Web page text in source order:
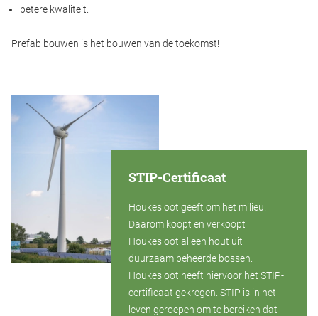
betere kwaliteit.
Prefab bouwen is het bouwen van de toekomst!
STIP-Certificaat
Houkesloot geeft om het milieu.
Daarom koopt en verkoopt
Houkesloot alleen hout uit
duurzaam beheerde bossen.
Houkesloot heeft hiervoor het STIP-
certificaat gekregen. STIP is in het
leven geroepen om te bereiken dat